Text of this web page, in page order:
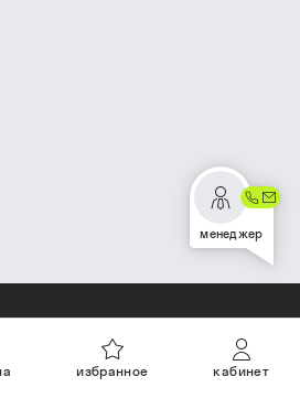
избранное кабинет
менеджер